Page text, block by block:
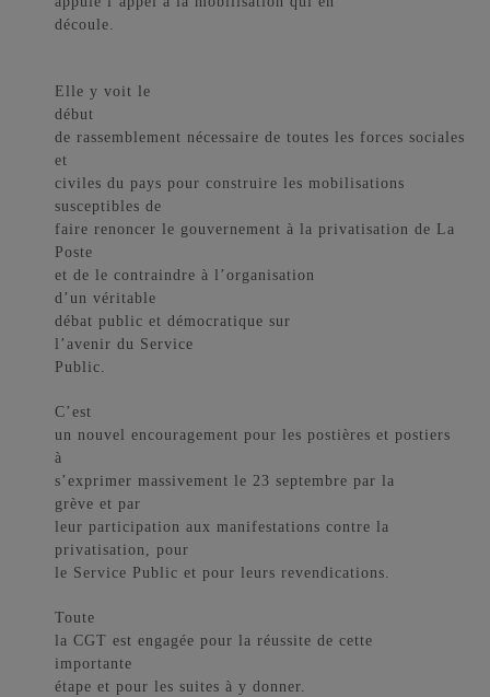
découle.
Elle y voit le
début
de rassemblement nécessaire de toutes les forces sociales
et
civiles du pays pour construire les mobilisations
susceptibles de
faire renoncer le gouvernement à la privatisation de La
Poste
et de le contraindre à l’organisation
d’un véritable
débat public et démocratique sur
l’avenir du Service
Public.
C’est
un nouvel encouragement pour les postières et postiers
à
s’exprimer massivement le 23 septembre par la
grève et par
leur participation aux manifestations contre la
privatisation, pour
le Service Public et pour leurs revendications.
Toute
la CGT est engagée pour la réussite de cette
importante
étape et pour les suites à y donner.